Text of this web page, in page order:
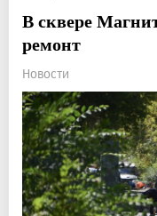
В сквере
ремонт
Новости